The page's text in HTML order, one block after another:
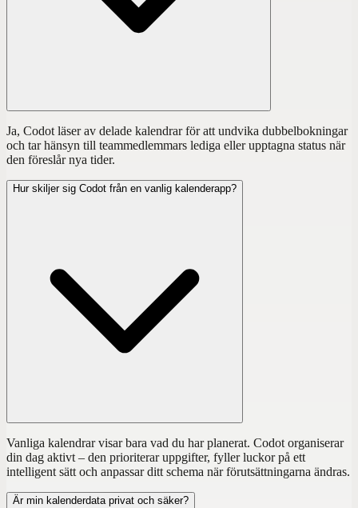
Ja, Codot läser av delade kalendrar för att undvika dubbelbokningar
och tar hänsyn till teammedlemmars lediga eller upptagna status när
den föreslår nya tider.
Hur skiljer sig Codot från en vanlig kalenderapp?
Vanliga kalendrar visar bara vad du har planerat. Codot organiserar
din dag aktivt – den prioriterar uppgifter, fyller luckor på ett
intelligent sätt och anpassar ditt schema när förutsättningarna ändras.
Är min kalenderdata privat och säker?